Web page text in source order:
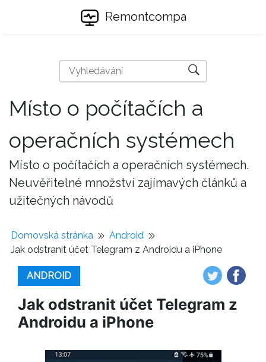
Remontcompa
Místo o počítačích a
operačních systémech
Místo o počítačích a operačních systémech.
Neuvěřitelné množství zajímavých článků a
užitečných návodů
Domovská stránka
Android
Jak odstranit účet Telegram z Androidu a iPhone
ANDROID
Jak odstranit účet Telegram z
Androidu a iPhone